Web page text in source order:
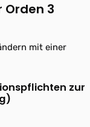
3
mit einer
zur